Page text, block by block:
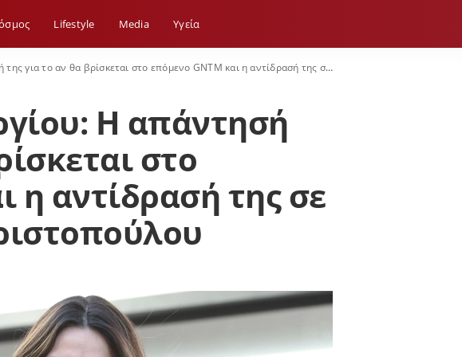
Lifestyle Media Yγεία
θα βρίσκεται στο επόμενο GNTM και η αντίδρασή της σε ερώτηση για τη Χριστοπούλου
H απάντησή
στο
η αντίδρασή της σε